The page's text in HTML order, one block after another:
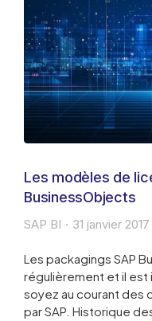
Les modèles de
BusinessObjects
SAP BI 31 janvier 2017
Les packagings SAP
régulièrement et il est
soyez au courant des
par SAP. Historique